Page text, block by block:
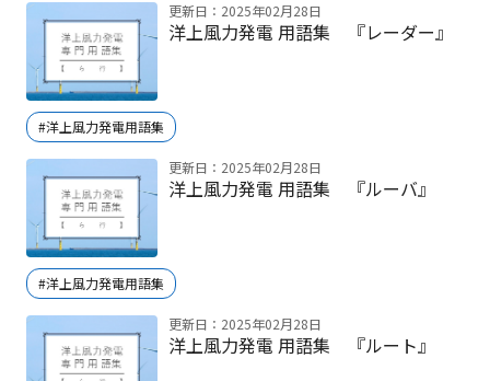
更新日：2025年02月28日
洋上風力発電 用語集 『レーダー』
#洋上風力発電用語集
更新日：2025年02月28日
洋上風力発電 用語集 『ルーバ』
#洋上風力発電用語集
更新日：2025年02月28日
洋上風力発電 用語集 『ルート』